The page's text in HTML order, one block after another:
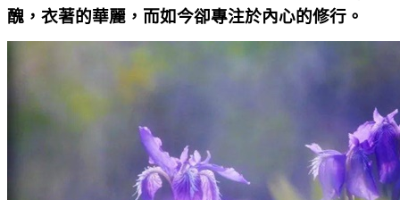
醜，衣著的華麗，而如今卻專注於內心的修行。